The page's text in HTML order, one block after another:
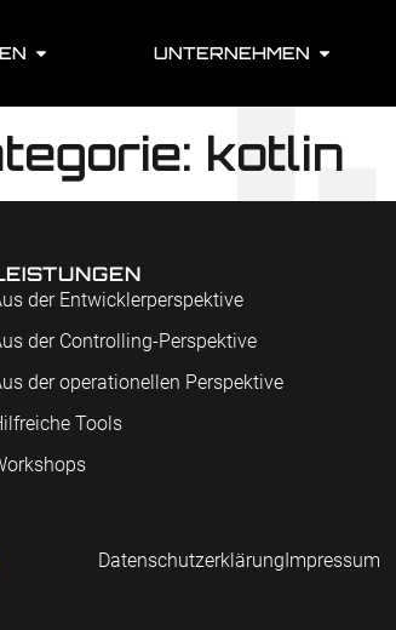
UNTERNEHMEN
kotlin
der Entwicklerperspektive
der Controlling-Perspektive
der operationellen Perspektive
Tools
Datenschutzerklärung Impressum